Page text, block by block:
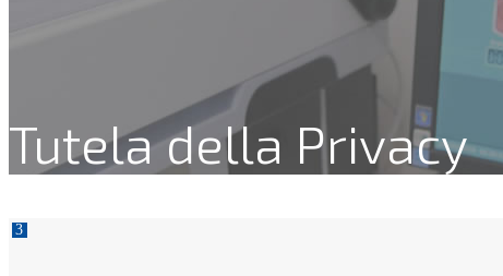
Tutela della Privacy